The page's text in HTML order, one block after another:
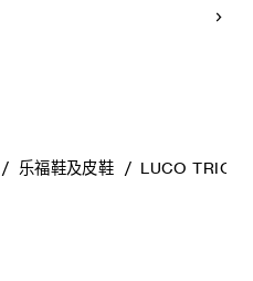
为舒适
品。如果鞋子不慎沾湿，请使
料。
乐福鞋及皮鞋 LUCO